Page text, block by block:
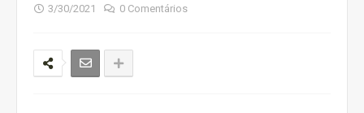
3/30/2021 0 Comentários